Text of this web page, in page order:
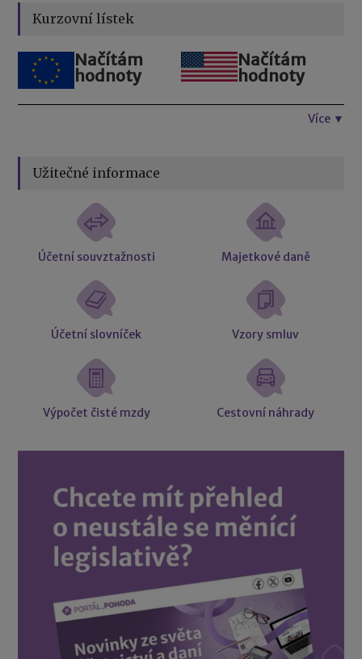
Kurzovní lístek
Načítám
hodnoty
Načítám
hodnoty
Více ▼
Užitečné informace
Účetní souvztažnosti Majetkové daně
Účetní slovníček Vzory smluv
Výpočet čisté mzdy Cestovní náhrady